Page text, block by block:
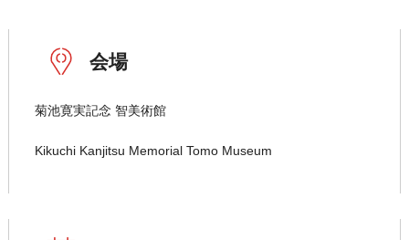
会場
菊池寛実記念 智美術館
Kikuchi Kanjitsu Memorial Tomo Museum